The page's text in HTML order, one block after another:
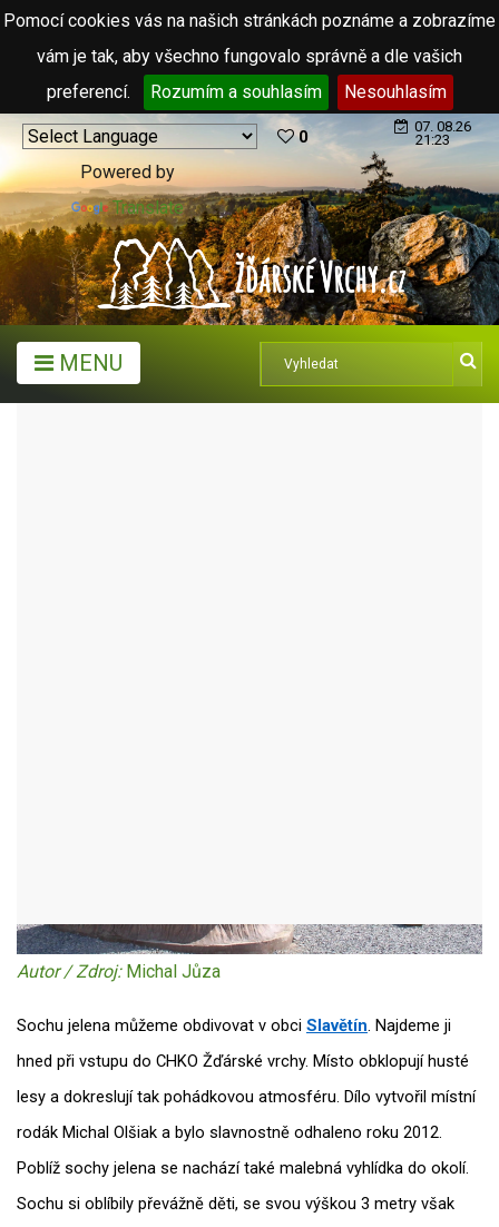
Pomocí cookies vás na našich stránkách poznáme a zobrazíme
vám je tak, aby všechno fungovalo správně a dle vašich
preferencí.
Rozumím a souhlasím Nesouhlasím
Powered by
Translate
0
07. 08.26
21:23
MENU
Autor / Zdroj: Michal Jůza
Sochu jelena můžeme obdivovat v obci Slavětín. Najdeme ji
hned při vstupu do CHKO Žďárské vrchy. Místo obklopují husté
lesy a dokreslují tak pohádkovou atmosféru. Dílo vytvořil místní
rodák Michal Olšiak a bylo slavnostně odhaleno roku 2012.
Poblíž sochy jelena se nachází také malebná vyhlídka do okolí.
Sochu si oblíbily převážně děti, se svou výškou 3 metry však